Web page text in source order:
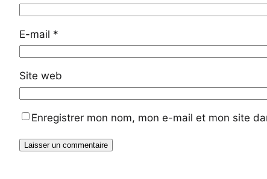
E-mail *
Site web
Enregistrer mon nom, mon e-mail et mon site